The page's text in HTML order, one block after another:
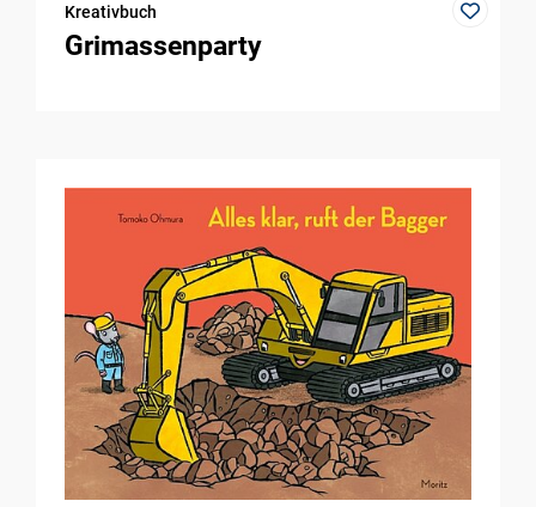
Kreativbuch
Grimassenparty